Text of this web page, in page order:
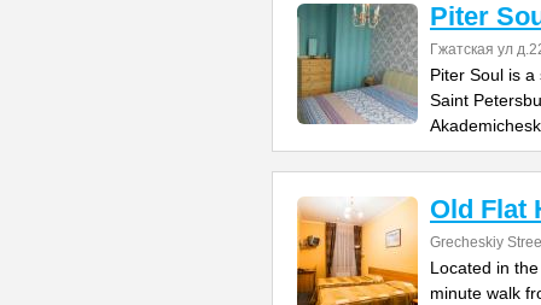
Piter
Гжатская ул
Piter Soul is
Saint
Old Flat
Grecheskiy
Located in
minute walk